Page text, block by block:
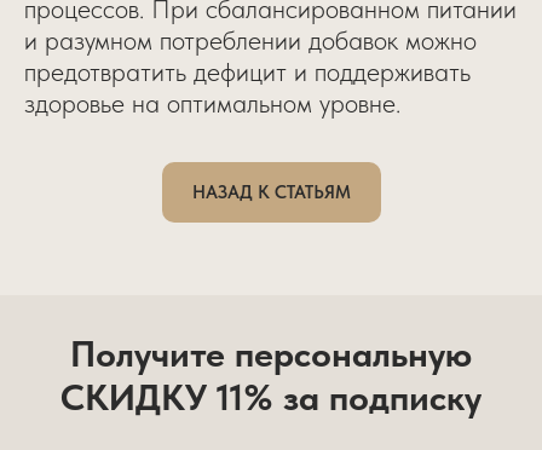
процессов. При сбалансированном питании
и разумном потреблении добавок можно
предотвратить дефицит и поддерживать
здоровье на оптимальном уровне.
НАЗАД К СТАТЬЯМ
Получите персональную
СКИДКУ 11% за подписку